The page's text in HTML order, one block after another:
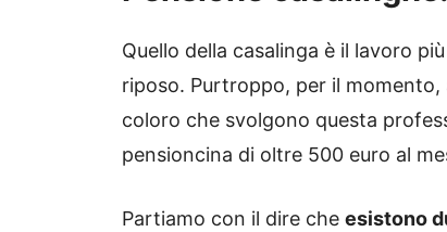
Quello della casalinga è il lavoro
riposo. Purtroppo, per il
coloro che svolgono questa
pensioncina di oltre 500 euro al
Partiamo con il dire che esistono